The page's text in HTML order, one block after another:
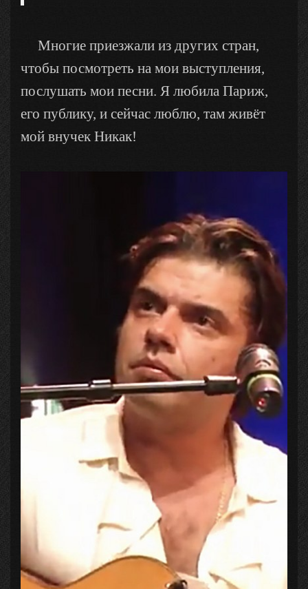
Многие приезжали из других стран,
чтобы посмотреть на мои выступления,
послушать мои песни. Я любила Париж,
его публику, и сейчас люблю, там живёт
мой внучек Никак!